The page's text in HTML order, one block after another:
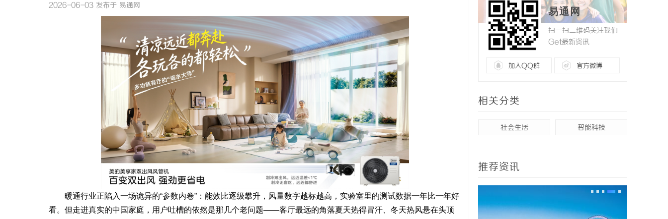
链子
2026-06-03 发布于 易通网
暖通行业正陷入一场诡异的“参数内卷”：能效比逐级攀升，风量数字越标越高，实验室里的测试数据一年比一年好
看。但走进真实的中国家庭，用户吐槽的依然是那几个老问题——客厅最远的角落夏天热得冒汗、冬天热风悬在头顶
易通网
扫一扫二维码关注我们
Get最新资讯
加入QQ群 官方微博
相关分类
社会生活 智能科技
推荐资讯